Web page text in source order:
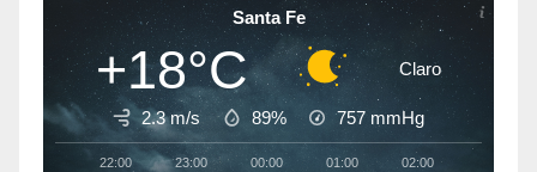
Santa Fe
+18°C Claro
2.3 m/s 89% 757 mmHg
22:00 23:00 00:00 01:00 02:00